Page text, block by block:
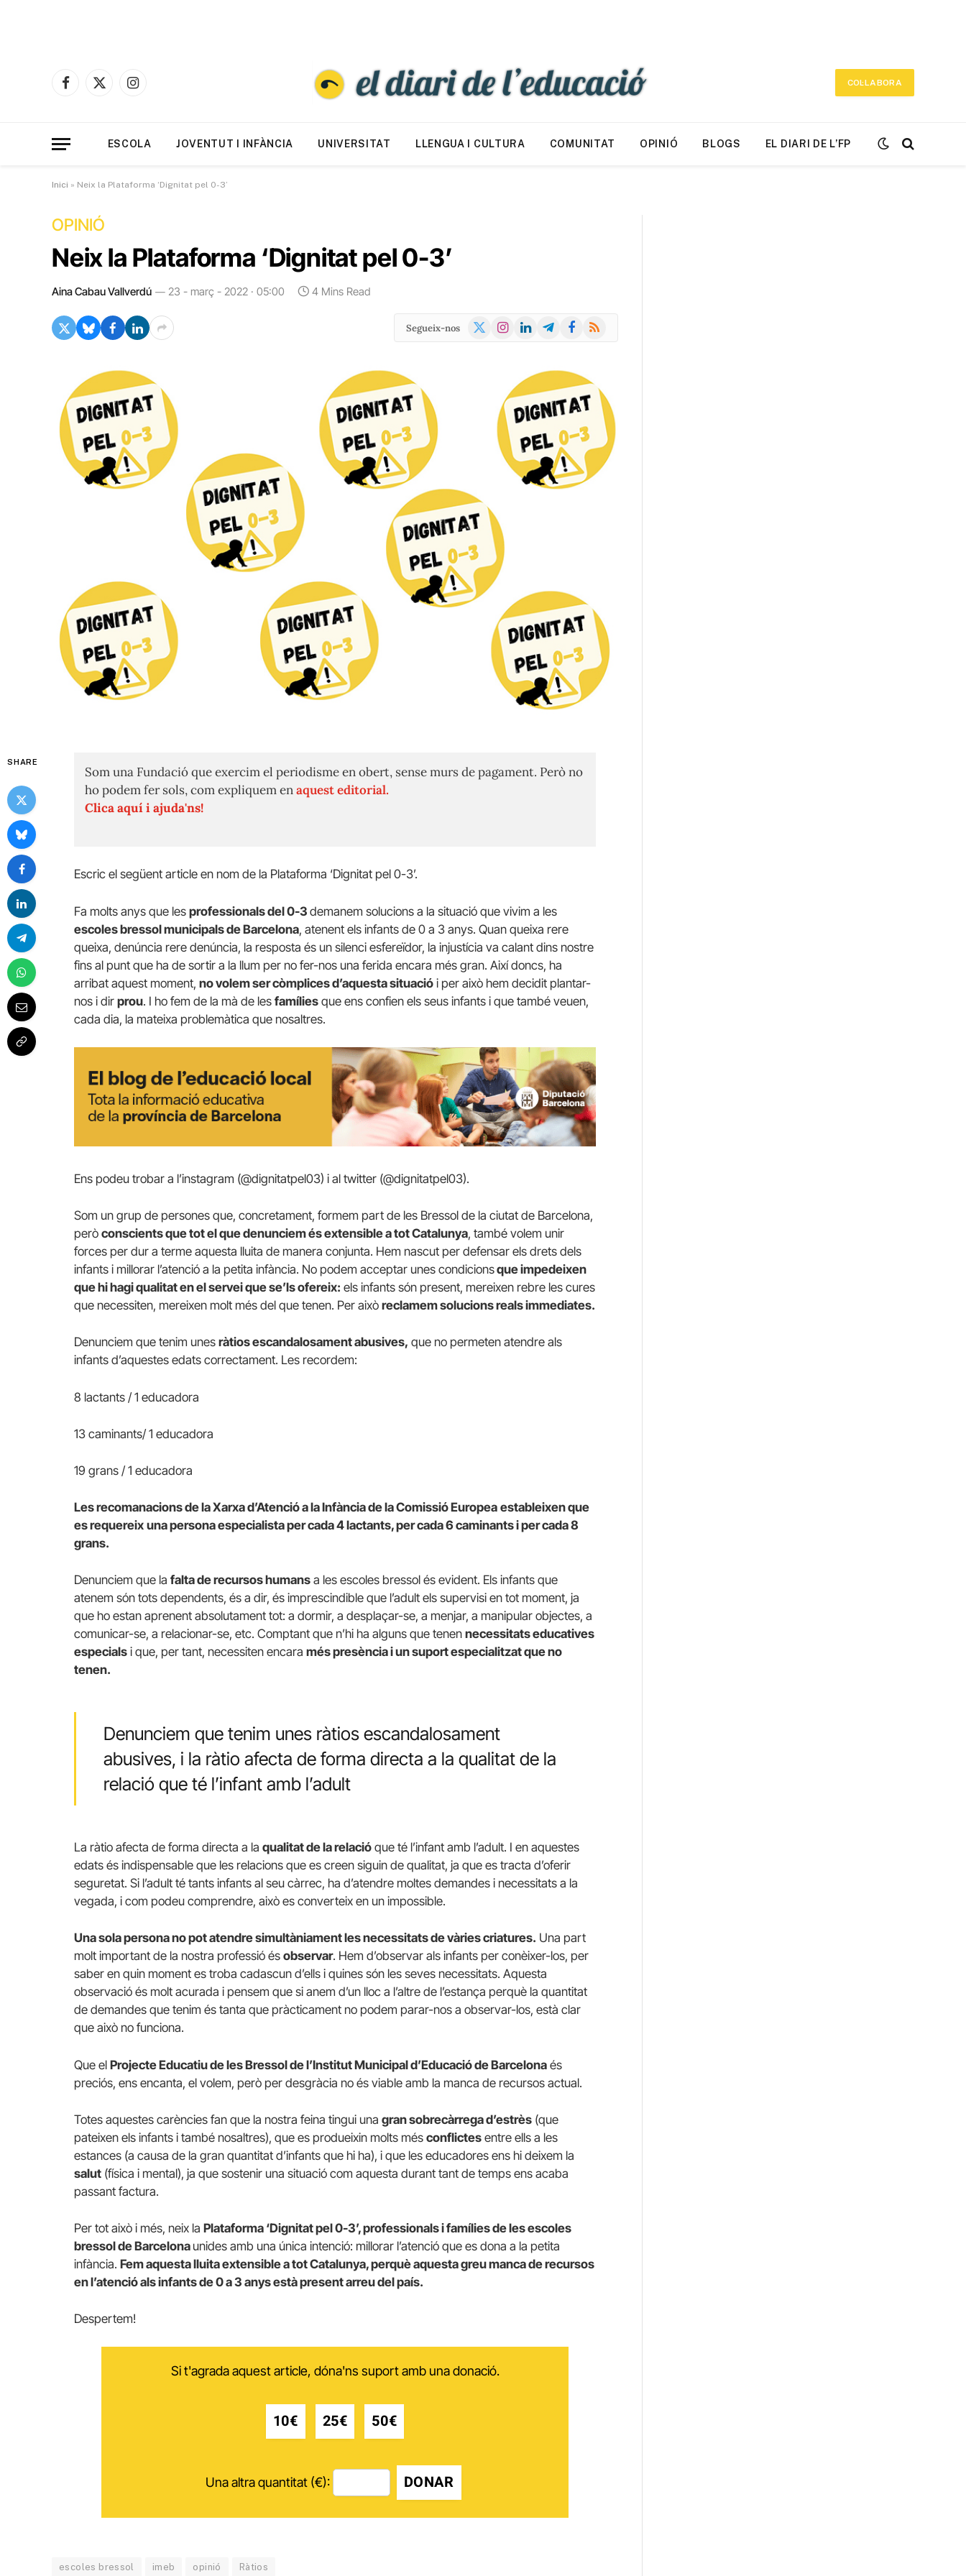
Facebook
X
Instagram
COL·LABORA
ESCOLA JOVENTUT I INFÀNCIA UNIVERSITAT LLENGUA I CULTURA COMUNITAT OPINIÓ BLOGS EL DIARI DE L’FP
Inici » Neix la Plataforma ‘Dignitat pel 0-3’
OPINIÓ
Neix la Plataforma ‘Dignitat pel 0-3’
Aina Cabau Vallverdú 23 - març - 2022 · 05:00 4 Mins Read
Segueix-nos
X
Instagram
LinkedInTelegramFacebook
RSS
SHARE
Som una Fundació que exercim el periodisme en obert, sense murs de pagament. Però no
ho podem fer sols, com expliquem enaquest editorial.
Clica aquí i ajuda'ns!
Escric el següent article en nom de la Plataforma ‘Dignitat pel 0-3’.
Fa molts anys que les professionals del 0-3 demanem solucions a la situació que vivim a les
escoles bressol municipals de Barcelona, atenent els infants de 0 a 3 anys. Quan queixa rere
queixa, denúncia rere denúncia, la resposta és un silenci esfereïdor, la injustícia va calant dins nostre
fins al punt que ha de sortir a la llum per no fer-nos una ferida encara més gran. Així doncs, ha
arribat aquest moment, no volem ser còmplices d’aquesta situació i per això hem decidit plantar-
nos i dir prou. I ho fem de la mà de les famílies que ens confien els seus infants i que també veuen,
cada dia, la mateixa problemàtica que nosaltres.
Ens podeu trobar a l’instagram (@dignitatpel03) i al twitter (@dignitatpel03).
Som un grup de persones que, concretament, formem part de les Bressol de la ciutat de Barcelona,
però conscients que tot el que denunciem és extensible a tot Catalunya, també volem unir
forces per dur a terme aquesta lluita de manera conjunta. Hem nascut per defensar els drets dels
infants i millorar l’atenció a la petita infància. No podem acceptar unes condicionsque impedeixen
que hi hagi qualitat en el servei que se’ls ofereix: els infants són present, mereixen rebre les cures
que necessiten, mereixen molt més del que tenen. Per això reclamem solucions reals immediates.
Denunciem que tenim unes ràtios escandalosament abusives, que no permeten atendre als
infants d’aquestes edats correctament. Les recordem:
8 lactants / 1 educadora
13 caminants/ 1 educadora
19 grans / 1 educadora
Les recomanacions de la Xarxa d’Atenció a la Infància de la Comissió Europea estableixen que
es requereix una persona especialista per cada 4 lactants, per cada 6 caminants i per cada 8
grans.
Denunciem que la falta de recursos humans a les escoles bressol és evident. Els infants que
atenem són tots dependents, és a dir, és imprescindible que l’adult els supervisi en tot moment, ja
que ho estan aprenent absolutament tot: a dormir, a desplaçar-se, a menjar, a manipular objectes, a
comunicar-se, a relacionar-se, etc. Comptant que n’hi ha alguns que tenen necessitats educatives
especials i que, per tant, necessiten encara més presència i un suport especialitzat que no
tenen.
Denunciem que tenim unes ràtios escandalosament
abusives, i la ràtio afecta de forma directa a la qualitat de la
relació que té l’infant amb l’adult
La ràtio afecta de forma directa a la qualitat de la relació que té l’infant amb l’adult. I en aquestes
edats és indispensable que les relacions que es creen siguin de qualitat, ja que es tracta d’oferir
seguretat. Si l’adult té tants infants al seu càrrec, ha d’atendre moltes demandes i necessitats a la
vegada, i com podeu comprendre, això es converteix en un impossible.
Una sola persona no pot atendre simultàniament les necessitats de vàries criatures. Una part
molt important de la nostra professió és observar. Hem d’observar als infants per conèixer-los, per
saber en quin moment es troba cadascun d’ells i quines són les seves necessitats. Aquesta
observació és molt acurada i pensem que si anem d’un lloc a l’altre de l’estança perquè la quantitat
de demandes que tenim és tanta que pràcticament no podem parar-nos a observar-los, està clar
que això no funciona.
Que el Projecte Educatiu de les Bressol de l’Institut Municipal d’Educació de Barcelona és
preciós, ens encanta, el volem, però per desgràcia no és viable amb la manca de recursos actual.
Totes aquestes carències fan que la nostra feina tingui una gran sobrecàrrega d’estrès (que
pateixen els infants i també nosaltres), que es produeixin molts més conflictes entre ells a les
estances (a causa de la gran quantitat d’infants que hi ha), i que les educadores ens hi deixem la
salut (física i mental), ja que sostenir una situació com aquesta durant tant de temps ens acaba
passant factura.
Per tot això i més, neix la Plataforma ‘Dignitat pel 0-3’, professionals i famílies de les escoles
bressol de Barcelona unides amb una única intenció: millorar l’atenció que es dona a la petita
infància. Fem aquesta lluita extensible a tot Catalunya, perquè aquesta greu manca de recursos
en l’atenció als infants de 0 a 3 anys està present arreu del país.
Despertem!
Si t'agrada aquest article, dóna'ns suport amb una donació.
10€ 25€ 50€
Una altra quantitat (€): DONAR
escoles bressol imeb opinió Ràtios